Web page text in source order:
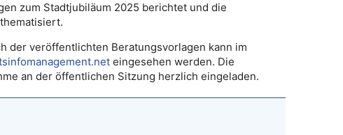
zum Stadtjubiläum 2025 berichtet und die
der veröffentlichten Beratungsvorlagen kann im
eingesehen werden. Die
an der öffentlichen Sitzung herzlich eingeladen.